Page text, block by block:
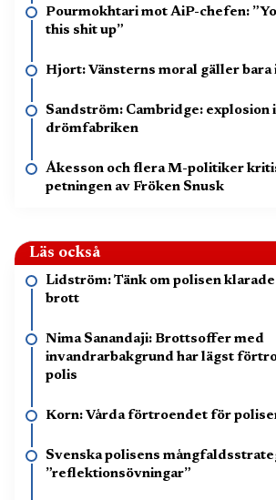
Pourmokhtari mot AiP-chefen:
this shit up”
Hjort: Vänsterns moral gäller bara
Sandström: Cambridge: explosion i
drömfabriken
Åkesson och flera M-politiker
petningen av Fröken Snusk
Läs också
Lidström: Tänk om polisen
brott
Nima Sanandaji: Brottsoffer med
invandrarbakgrund har lägst
polis
Korn: Vårda förtroendet för
Svenska polisens
”reflektionsövningar”